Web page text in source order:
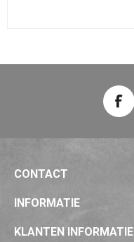
CONTACT
INFORMATIE
KLANTEN INFORMATIE